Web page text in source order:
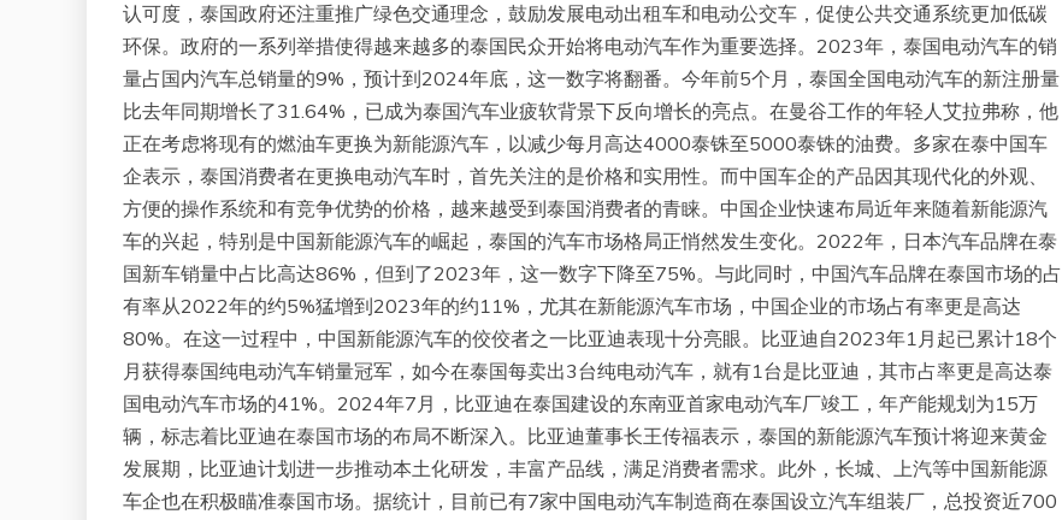
认可度，泰国政府还注重推广绿色交通理念，鼓励发展电动出租车和电动公交车，促使公共交通系统更加低碳
环保。政府的一系列举措使得越来越多的泰国民众开始将电动汽车作为重要选择。2023年，泰国电动汽车的销
量占国内汽车总销量的9%，预计到2024年底，这一数字将翻番。今年前5个月，泰国全国电动汽车的新注册量
比去年同期增长了31.64%，已成为泰国汽车业疲软背景下反向增长的亮点。在曼谷工作的年轻人艾拉弗称，他
正在考虑将现有的燃油车更换为新能源汽车，以减少每月高达4000泰铢至5000泰铢的油费。多家在泰中国车
企表示，泰国消费者在更换电动汽车时，首先关注的是价格和实用性。而中国车企的产品因其现代化的外观、
方便的操作系统和有竞争优势的价格，越来越受到泰国消费者的青睐。中国企业快速布局近年来随着新能源汽
车的兴起，特别是中国新能源汽车的崛起，泰国的汽车市场格局正悄然发生变化。2022年，日本汽车品牌在泰
国新车销量中占比高达86%，但到了2023年，这一数字下降至75%。与此同时，中国汽车品牌在泰国市场的占
有率从2022年的约5%猛增到2023年的约11%，尤其在新能源汽车市场，中国企业的市场占有率更是高达
80%。在这一过程中，中国新能源汽车的佼佼者之一比亚迪表现十分亮眼。比亚迪自2023年1月起已累计18个
月获得泰国纯电动汽车销量冠军，如今在泰国每卖出3台纯电动汽车，就有1台是比亚迪，其市占率更是高达泰
国电动汽车市场的41%。2024年7月，比亚迪在泰国建设的东南亚首家电动汽车厂竣工，年产能规划为15万
辆，标志着比亚迪在泰国市场的布局不断深入。比亚迪董事长王传福表示，泰国的新能源汽车预计将迎来黄金
发展期，比亚迪计划进一步推动本土化研发，丰富产品线，满足消费者需求。此外，长城、上汽等中国新能源
车企也在积极瞄准泰国市场。据统计，目前已有7家中国电动汽车制造商在泰国设立汽车组装厂，总投资近700